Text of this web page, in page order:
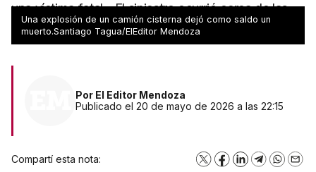
una víctima fatal - El siniestro ocurrió cerca de las
19:30 en la Base de Chachahuén
Una explosión de un camión cisterna dejó como saldo un
muerto.Santiago Tagua/ElEditor Mendoza
Por El Editor Mendoza
Publicado el 20 de mayo de 2026 a las 22:15
Compartí esta nota: X Facebook
LinkedInTelegram